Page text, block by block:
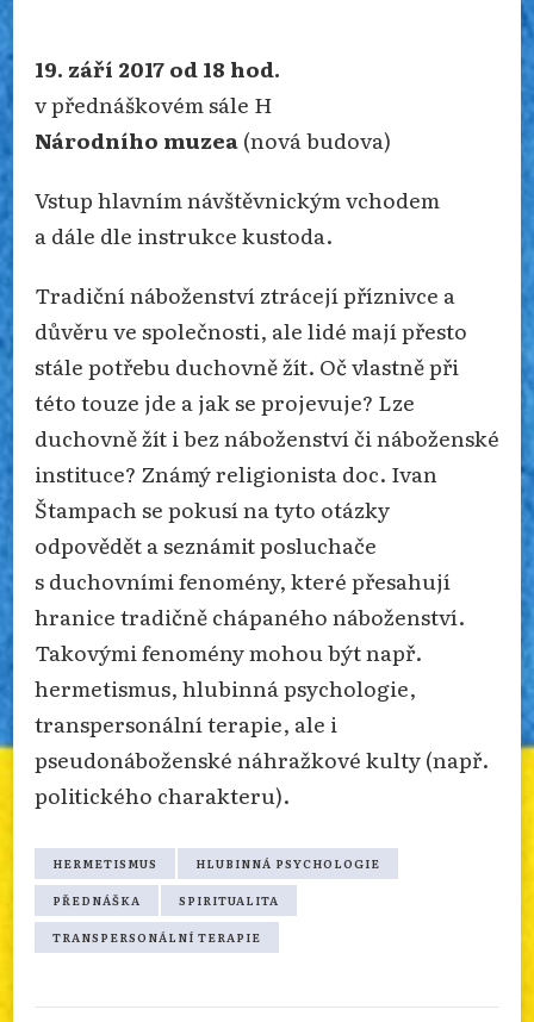
19. září 2017 od 18 hod.
v přednáškovém sále H
Národního muzea(nová budova)
Vstup hlavním návštěvnickým vchodem
a dále dle instrukce kustoda.
Tradiční náboženství ztrácejí příznivce a
důvěru ve společnosti, ale lidé mají přesto
stále potřebu duchovně žít. Oč vlastně při
této touze jde a jak se projevuje? Lze
duchovně žít i bez náboženství či náboženské
instituce? Známý religionista doc. Ivan
Štampach se pokusí na tyto otázky
odpovědět a seznámit posluchače
s duchovními fenomény, které přesahují
hranice tradičně chápaného náboženství.
Takovými fenomény mohou být např.
hermetismus, hlubinná psychologie,
transpersonální terapie, ale i
pseudonáboženské náhražkové kulty (např.
politického charakteru).
HERMETISMUS HLUBINNÁ PSYCHOLOGIE
PŘEDNÁŠKA SPIRITUALITA
TRANSPERSONÁLNÍ TERAPIE